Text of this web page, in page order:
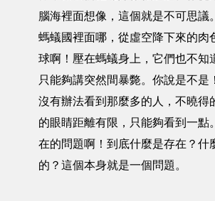
腦海裡面想像，這個就是不可思議
螞蟻國裡面哪，從虛空降下來的肉
球啊！壓在螞蟻身上，它們也不知
只能夠講突然間暴斃。你說是不是
沒有辦法看到那麼多的人，不曉得
的眼睛距離有限，只能夠看到一點
在的問題啊！到底什麼是存在？什
的？這個本身就是一個問題。